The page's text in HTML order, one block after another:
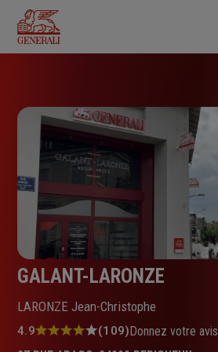
contenu
principal
GALANT-LARONZE
LARONZE Jean-Christophe
Note
4.9 (109)Donnez votre avis